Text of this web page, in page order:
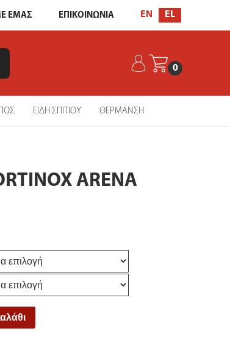
ΕΜΑΣ ΕΠΙΚΟΙΝΩΝΙΑ EN EL
0
ΕΙΔΗ ΣΠΙΤΙΟΥ ΘΕΡΜΑΝΣΗ
ARENA